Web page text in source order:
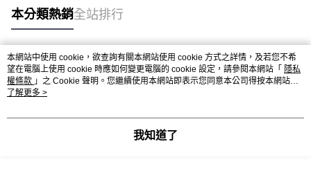
本分類熱銷全站排行
熱門標籤
本網站中使用 cookie，欲查詢有關本網站使用 cookie 方式之詳情，及若您不希
望在電腦上使用 cookie 時應如何變更電腦的 cookie 設定，請參閱本網站「 隱私
權條款 」之 Cookie 聲明。您繼續使用本網站即表示您同意本公司得按本網站使
用條款之 Cookie 聲明使用 cookie。
了解更多 >
我知道了